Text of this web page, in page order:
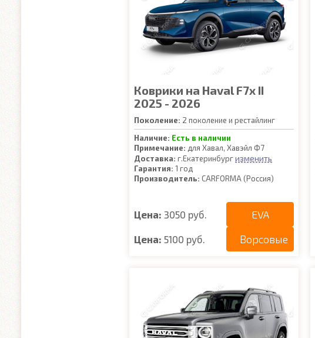
Коврики на Haval F7x II
2025 - 2026
Поколение: 2 поколение и рестайлинг
Наличие: Есть в наличии
Примечание: для Хавал, Хавэйл Ф7
Доставка: г.Екатеринбургизменить
Гарантия: 1 год
Производитель: CARFORMA (Россия)
Цена: 3050 руб. EVA
Цена: 5100 руб. Ворсовые